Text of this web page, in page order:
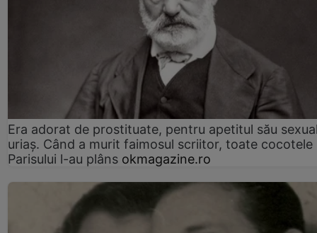
Era adorat de prostituate, pentru apetitul său
uriaș. Când a murit faimosul scriitor, toate cocotele
Parisului l-au plâns okmagazine.ro